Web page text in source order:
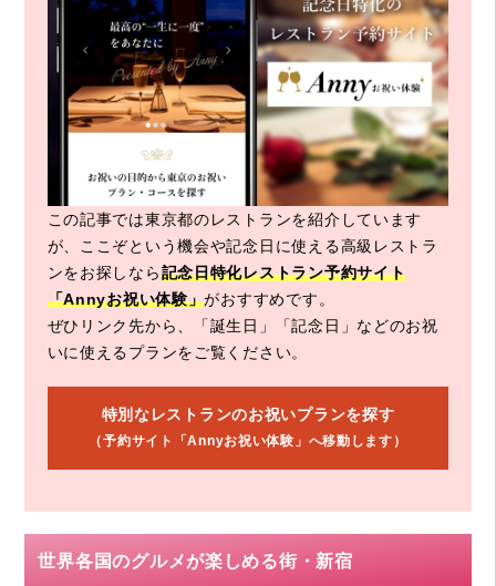
この記事では東京都のレストランを紹介しています
が、ここぞという機会や記念日に使える高級レストラ
ンをお探しなら記念日特化レストラン予約サイト
「Annyお祝い体験」がおすすめです。
ぜひリンク先から、「誕生日」「記念日」などのお祝
いに使えるプランをご覧ください。
特別なレストランのお祝いプランを探す
（予約サイト「Annyお祝い体験」へ移動します）
世界各国のグルメが楽しめる街・新宿